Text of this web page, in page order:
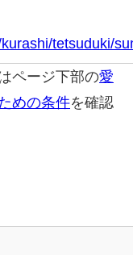
tetsuduki/
ページ下部の愛
めの条件を確認